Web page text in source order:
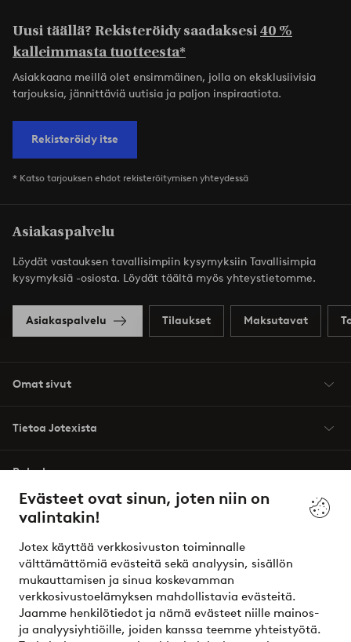
Evästeet ovat sinun, joten niin on
valintakin!
Jotex käyttää verkkosivuston toiminnalle
välttämättömiä evästeitä sekä analyysin, sisällön
mukauttamisen ja sinua koskevamman
verkkosivustoelämyksen mahdollistavia evästeitä.
Jaamme henkilötiedot ja nämä evästeet niille mainos-
ja analyysiyhtiöille, joiden kanssa teemme yhteistyötä.
Uusi täällä? Rekisteröidy saadaksesi40 %
kalleimmasta tuotteesta*
Asiakkaana meillä olet ensimmäinen, jolla on eksklusiivisia
tarjouksia, jännittäviä uutisia ja paljon inspiraatiota.
Rekisteröidy itse
* Katso tarjouksen ehdot rekisteröitymisen yhteydessä
Asiakaspalvelu
Löydät vastauksen tavallisimpiin kysymyksiin Tavallisimpia
kysymyksiä -osiosta. Löydät täältä myös yhteystietomme.
Asiakaspalvelu Tilaukset Maksutavat
Omat sivut
Tietoa Jotexista
Palvelumme
Ehdot
Ystävät
Turvalliset maksut – maksa nyt tai erissä